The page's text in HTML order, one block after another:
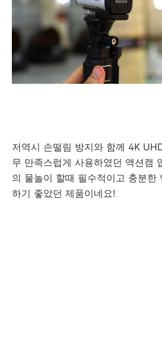
저역시 손떨림 방지와 함께 4K
무 만족스럽게 사용하였던 액션캠
의 물놀이 할때 필수적이고 충분한
하기 좋았던 제품이네요!